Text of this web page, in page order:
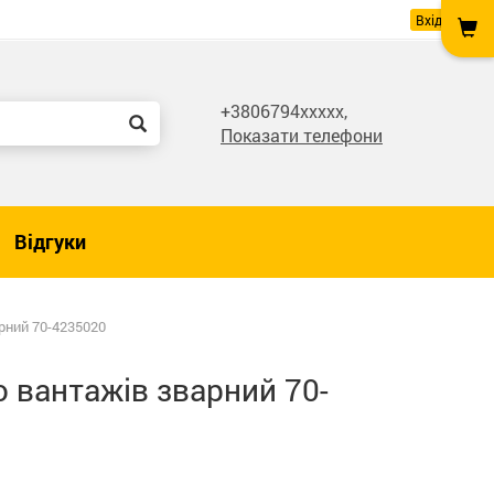
Вхід
+3806794xxxxx,
Показати телефони
Відгуки
70-4235020
зварний 70-